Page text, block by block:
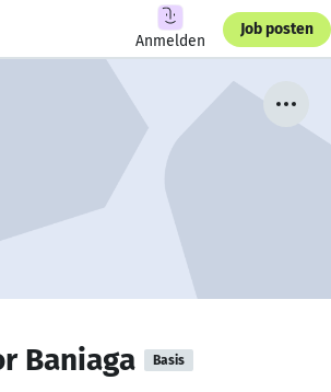
Anmelden
Job posten
Baniaga Basis